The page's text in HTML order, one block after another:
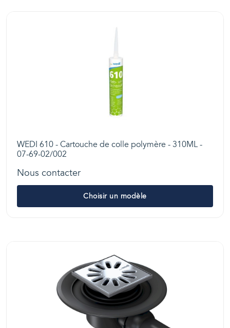
WEDI 610 - Cartouche de colle polymère - 310ML -
07-69-02/002
Nous contacter
Choisir un modèle